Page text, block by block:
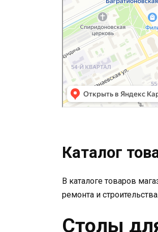
Каталог
В каталоге товаров
ремонта и строительства.
Столы